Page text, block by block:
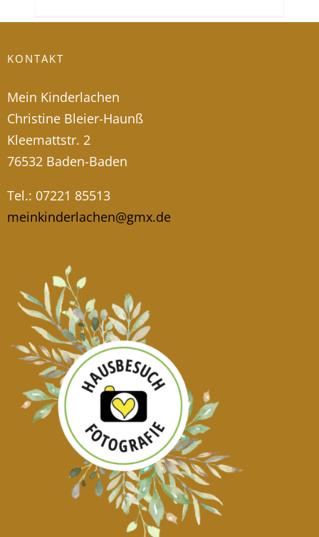
KONTAKT
Mein Kinderlachen
Christine Bleier-Haunß
Kleemattstr. 2
76532 Baden-Baden
Tel.: 07221 85513
meinkinderlachen@gmx.de